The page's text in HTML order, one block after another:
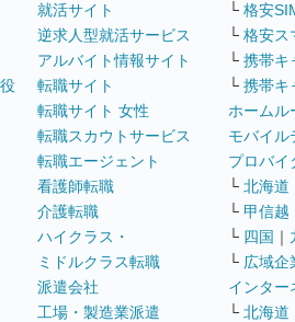
就活サイト
逆求人型就活サービス
アルバイト情報サイト
転職サイト
転職サイト 女性
転職スカウトサービス
転職エージェント
看護師転職
介護転職
ハイクラス・
ミドルクラス転職
派遣会社
工場・製造業派遣
└ 格安
└ 格安ス
└ 携帯キ
└ 携帯キ
ホームル
モバイル
プロバイ
└ 北海道
└ 甲信越
└ 四国 ｜
└ 広域企
インター
└ 北海道